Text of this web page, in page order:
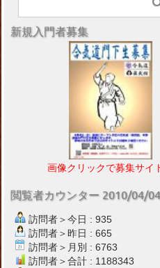
新規入門者募集
画像クリックで募集サイ
閲覧者カウンター 2010/04/
訪問者＞今日 : 935
訪問者＞昨日 : 665
訪問者＞月別 : 6763
訪問者＞合計 : 1188343